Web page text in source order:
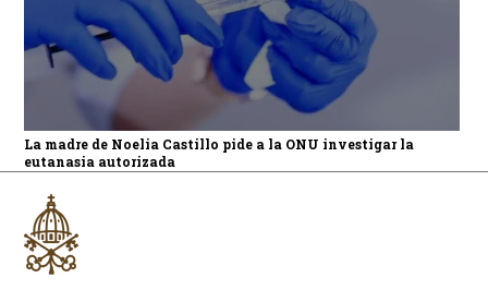
La madre de Noelia Castillo pide a la ONU investigar la
eutanasia autorizada